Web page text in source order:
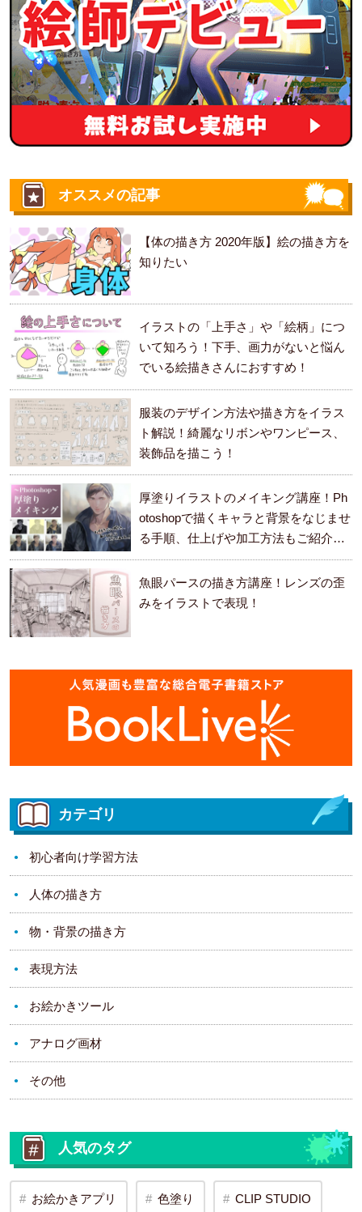
オススメの記事
【体の描き方 2020年版】絵の描き方を
知りたい
イラストの「上手さ」や「絵柄」につ
いて知ろう！下手、画力がないと悩ん
でいる絵描きさんにおすすめ！
服装のデザイン方法や描き方をイラス
ト解説！綺麗なリボンやワンピース、
装飾品を描こう！
厚塗りイラストのメイキング講座！Ph
otoshopで描くキャラと背景をなじませ
る手順、仕上げや加工方法もご紹介し
ます。
魚眼パースの描き方講座！レンズの歪
みをイラストで表現！
カテゴリ
初心者向け学習方法
人体の描き方
物・背景の描き方
表現方法
お絵かきツール
アナログ画材
その他
人気のタグ
お絵かきアプリ 色塗り CLIP STUDIO